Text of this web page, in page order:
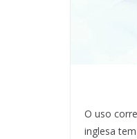
O uso
inglesa